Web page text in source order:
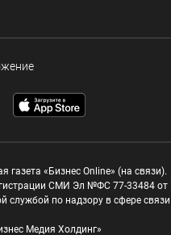
газета «Бизнес Online» (на связи).
СМИ Эл №ФС 77-33484 от
службой по надзору в сфере
Медия Холдинг»